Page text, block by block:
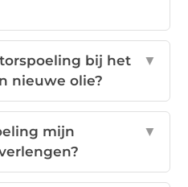
bij het
nieuwe olie?
▼
mijn
▼